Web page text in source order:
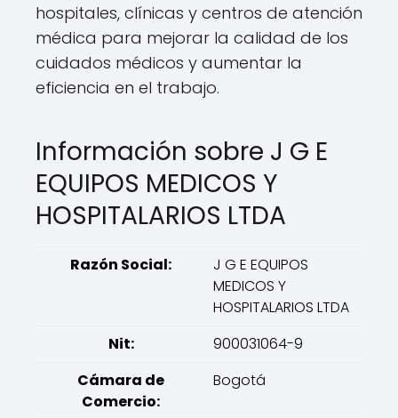
hospitales, clínicas y centros de atención
médica para mejorar la calidad de los
cuidados médicos y aumentar la
eficiencia en el trabajo.
Información sobre J G E
EQUIPOS MEDICOS Y
HOSPITALARIOS LTDA
Razón Social:
J G E EQUIPOS
MEDICOS Y
HOSPITALARIOS LTDA
Nit:
900031064-9
Cámara de
Comercio:
Bogotá